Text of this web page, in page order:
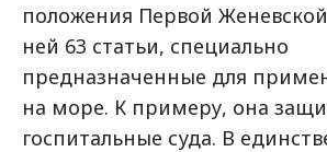
положения Первой
ней 63 статьи, специально
предназначенные для
на море. К примеру, она
госпитальные суда. В